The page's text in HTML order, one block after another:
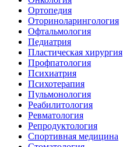
Ортопедия
Оториноларингология
Офтальмология
Педиатрия
Пластическая хирургия
Профпатология
Психиатрия
Психотерапия
Пульмонология
Реабилитология
Ревматология
Репродуктология
Спортивная медицина